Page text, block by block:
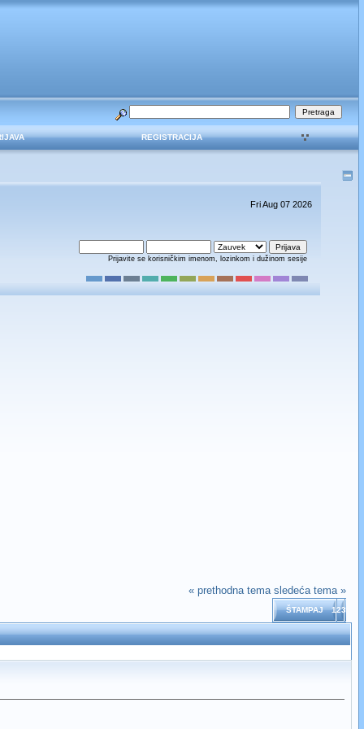
REGISTRACIJA
Fri Aug 07 2026
Prijavite se korisničkim imenom, lozinkom i dužinom sesije
« prethodna tema sledeća tema »
ŠTAMPAJ 123